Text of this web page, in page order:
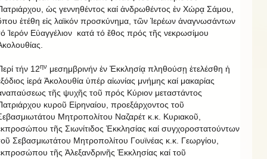
ὡς γεννηθέντος καί ἀνδρωθέντος ἐν Χώρᾳ Σάμου,
ἐτέθη εἰς λαϊκόν προσκύνημα, τῶν Ἱερέων ἀναγνωσάντων
Ἱερόν Εὐαγγέλιον κατά τό ἔθος πρός τῆς νεκρωσίμου
τήν 12ην μεσημβρινήν ἐν Ἐκκλησίᾳ πληθούσῃ ἐτελέσθη ἡ
ἱερά Ἀκολουθία ὑπέρ αἰωνίας μνήμης καί μακαρίας
τῆς ψυχῆς τοῦ πρός Κύριον μεταστάντος
κυροῦ Εἰρηναίου, προεξάρχοντος τοῦ
Μητροπολίτου Ναζαρέτ κ.κ. Κυριακοῦ,
τῆς Σιωνίτιδος Ἐκκλησίας καί συγχοροστατούντων
Σεβασμιωτάτου Μητροπολίτου Γουϊνέας κ.κ. Γεωργίου,
τῆς Ἀλεξανδρινῆς Ἐκκλησίας καί τοῦ